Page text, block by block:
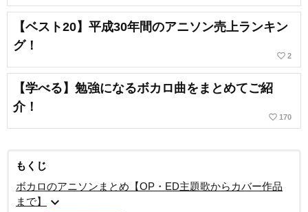
【ベスト20】平成30年間のアニソン売上ランキン
グ！
favorite_border 2
【学べる】勉強になるボカロ曲をまとめてご紹
介！
favorite_border 170
もくじ
ボカロのアニソンまとめ【OP・ED主題歌からカバー作品
まで】
expand_more